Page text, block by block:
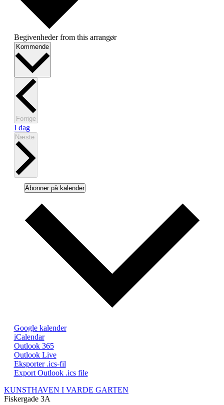
Begivenheder from this arrangør
Kommende Vælg
ForrigeBegivenheder
I dag
Næste
Abonner på kalender
Google kalender
iCalendar
Outlook 365
Outlook Live
Eksporter .ics-fil
Export Outlook .ics file
KUNSTHAVEN I VARDE GARTEN
Fiskergade 3A